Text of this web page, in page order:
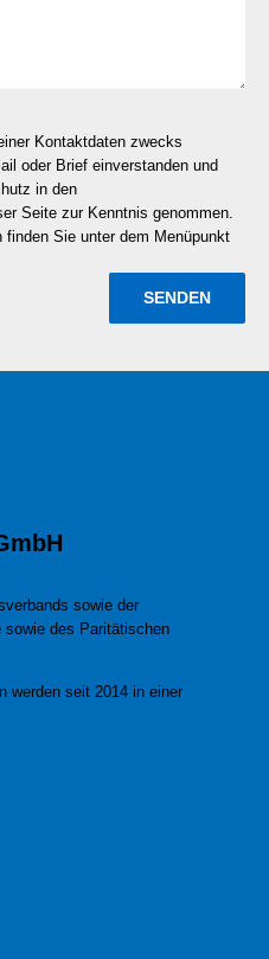
Kontaktdaten zwecks
oder Brief einverstanden und
in den
Seite zur Kenntnis genommen.
Sie unter dem Menüpunkt
sowie der
sowie des Paritätischen
werden seit 2014 in einer